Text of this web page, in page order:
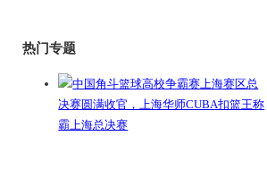
热门专题